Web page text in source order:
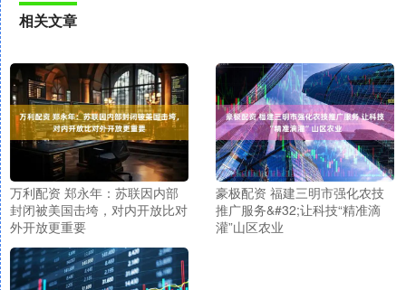
相关文章
万利配资 郑永年：苏联因内部
封闭被美国击垮，对内开放比对
外开放更重要
豪极配资 福建三明市强化农技
推广服务&#32;让科技“精准滴
灌”山区农业